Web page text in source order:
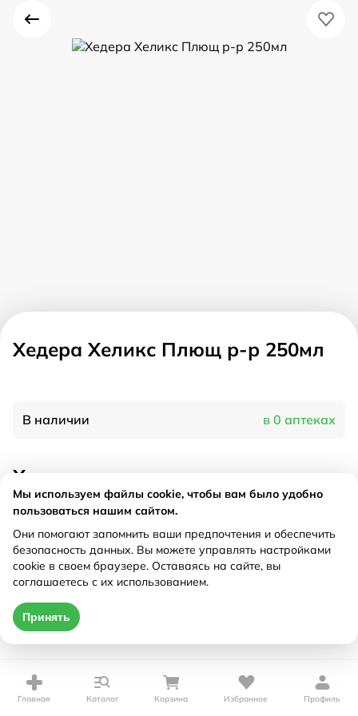
Хедера Хеликс Плющ р-р 250мл
В наличии в 0 аптеках
Характеристики
Производитель
Рецепт
Не требуется
Цена действительна только при оформлении онлайн
Главная Каталог Корзина Избранное Профиль
Мы используем файлы cookie, чтобы вам было удобно
пользоваться нашим сайтом.
Они помогают запомнить ваши предпочтения и обеспечить
безопасность данных. Вы можете управлять настройками
cookie в своем браузере. Оставаясь на сайте, вы
соглашаетесь с их использованием.
Принять